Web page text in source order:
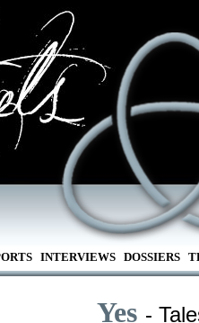
INTERVIEWS DOSSIERS
Yes -